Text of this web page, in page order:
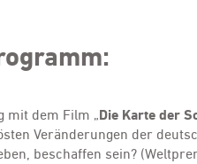
mit dem Film „Die Karte der
Veränderungen der
beschaffen sein?